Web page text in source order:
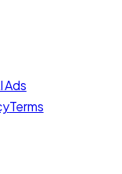
Ads
Terms